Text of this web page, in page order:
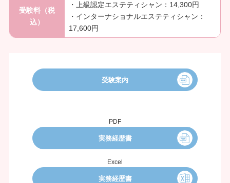
受験料（税
込）
・上級認定エステティシャン：14,300円
・インターナショナルエステティシャン：
17,600円
受験案内
PDF
実務経歴書
Excel
実務経歴書